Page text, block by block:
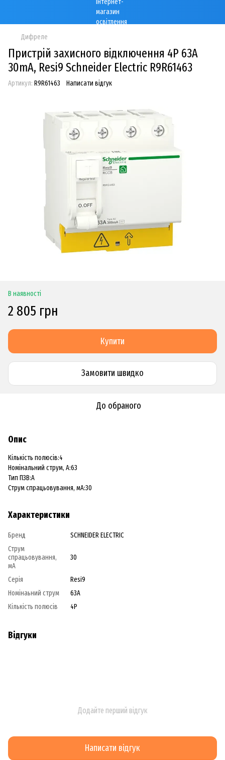
Дифреле
Пристрій захисного відключення 4P 63A
30mA, Resi9 Schneider Electric R9R61463
Артикул: R9R61463 Написати відгук
В наявності
2 805 грн
Купити
Замовити швидко
До обраного
Опис
Кількість полюсів:4
Номінальний струм, А:63
Тип ПЗВ:A
Струм спрацьовування, мA:30
Характеристики
Бренд
SCHNEIDER ELECTRIC
Струм
спрацьовування,
мA
30
Серія
Resi9
Номінаьний струм
63A
Кількість полюсів
4P
Відгуки
Додайте перший відгук
Написати відгук